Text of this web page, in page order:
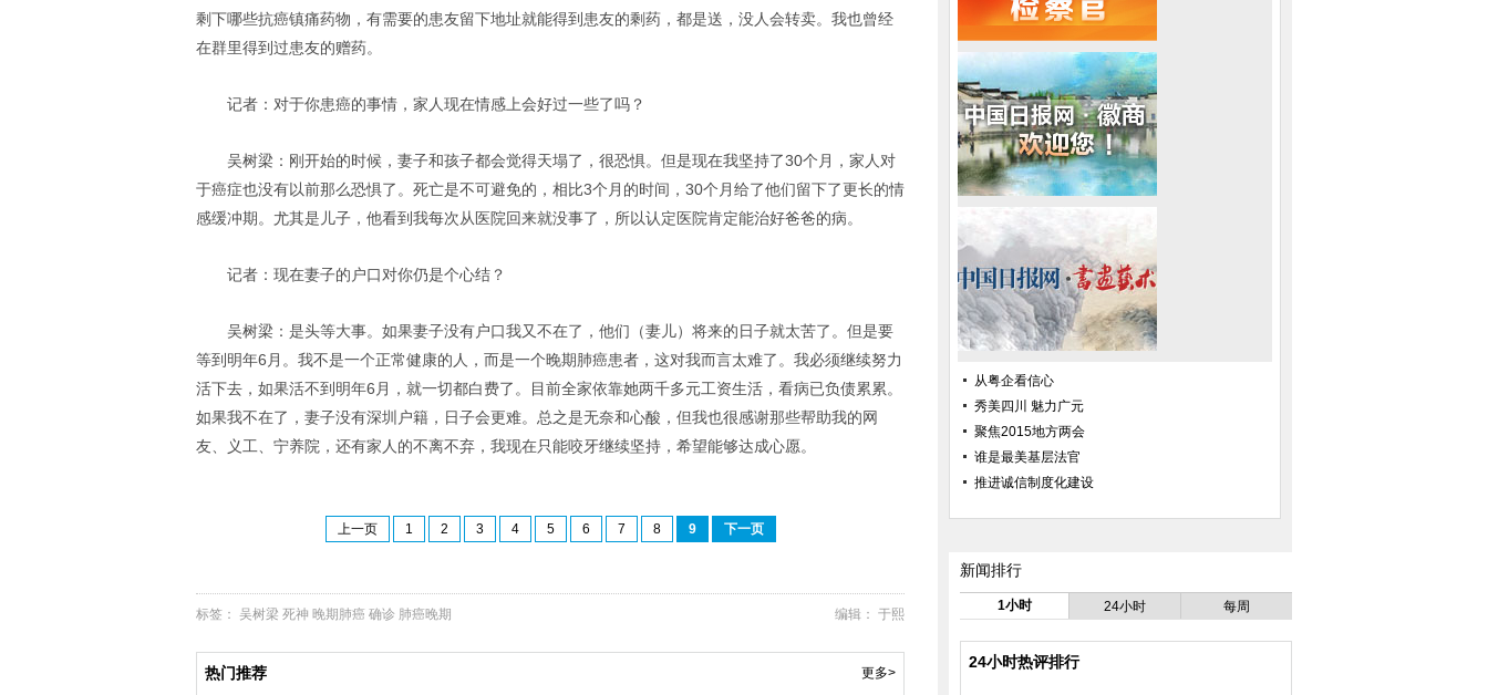
剩下哪些抗癌镇痛药物，有需要的患友留下地址就能得到患友的剩药，都是送，没人会转卖。我也曾经
在群里得到过患友的赠药。
记者：对于你患癌的事情，家人现在情感上会好过一些了吗？
吴树梁：刚开始的时候，妻子和孩子都会觉得天塌了，很恐惧。但是现在我坚持了30个月，家人对
于癌症也没有以前那么恐惧了。死亡是不可避免的，相比3个月的时间，30个月给了他们留下了更长的情
感缓冲期。尤其是儿子，他看到我每次从医院回来就没事了，所以认定医院肯定能治好爸爸的病。
记者：现在妻子的户口对你仍是个心结？
吴树梁：是头等大事。如果妻子没有户口我又不在了，他们（妻儿）将来的日子就太苦了。但是要
等到明年6月。我不是一个正常健康的人，而是一个晚期肺癌患者，这对我而言太难了。我必须继续努力
活下去，如果活不到明年6月，就一切都白费了。目前全家依靠她两千多元工资生活，看病已负债累累。
如果我不在了，妻子没有深圳户籍，日子会更难。总之是无奈和心酸，但我也很感谢那些帮助我的网
友、义工、宁养院，还有家人的不离不弃，我现在只能咬牙继续坚持，希望能够达成心愿。
上一页 1 2 3 4 5 6 7 8 9 下一页
编辑： 于熙
标签： 吴树梁 死神 晚期肺癌 确诊 肺癌晚期
热门推荐 更多>
从粤企看信心
秀美四川 魅力广元
聚焦2015地方两会
谁是最美基层法官
推进诚信制度化建设
新闻排行
1小时 24小时 每周
24小时热评排行